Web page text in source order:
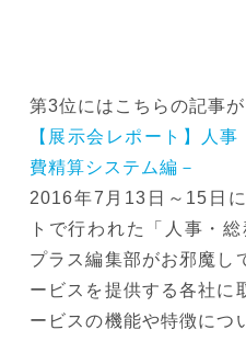
第3位にはこちらの記事
【展示会レポート】人
費精算システム編－
2016年7月13日～15日
トで行われた「人事・
プラス編集部がお邪魔し
ービスを提供する各社に
ービスの機能や特徴につ